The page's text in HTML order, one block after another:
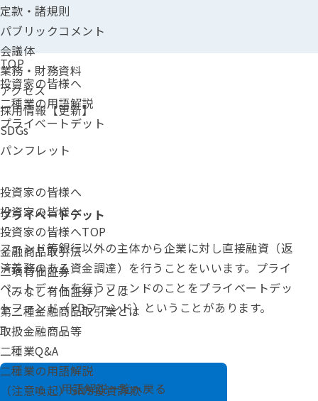
定款・諸規則
パブリックコメント
会議体
業務・財務資料
アクセス
採用情報【更新】
SDGs
パンフレット
投資家の皆様へ
投資家の皆様へ
投資家の皆様へTOP
金融商品取引法
二項有価証券
（みなし有価証券）とは
第二種金融商品取引業とは
取扱金融商品等
二種業Q&A
二種業の用語解説
（注意喚起）SNS投資詐欺
TOP
投資家の皆様へ
二種業の用語解説
プライべートデット
プライべートデット
ファンド等銀行以外の主体から企業に対し直接融資（返
済義務のある資金調達）を行うことをいいます。プライ
ベートデットを行うファンドのことをプライベートデッ
トファンド（PDファンド）ということがあります。
用語解説一覧へ戻る